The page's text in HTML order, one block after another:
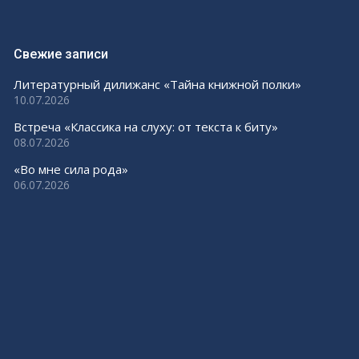
Свежие записи
Литературный дилижанс «Тайна книжной полки»
10.07.2026
Встреча «Классика на слуху: от текста к биту»
08.07.2026
«Во мне сила рода»
06.07.2026